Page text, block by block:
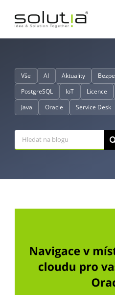
Partnerství
O nás
Reference
Kontakt
Vše AI Aktuality
PostgreSQL
IoT Licence
Java
Oracle Service Desk
Hledat: